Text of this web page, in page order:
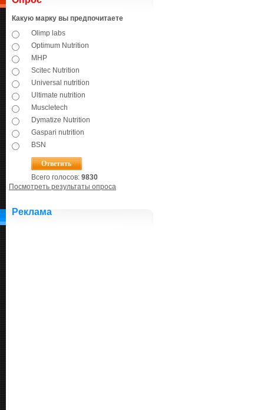
Какую марку вы предпочитаете
Olimp labs
Optimum Nutrition
MHP
Scitec Nutrition
Universal nutrition
Ultimate nutrition
Muscletech
Dymatize Nutrition
Gaspari nutrition
BSN
Всего голосов: 9830
Посмотреть результаты опроса
Реклама